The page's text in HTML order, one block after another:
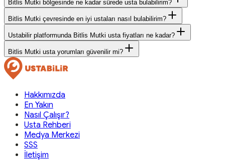
Bitlis Mutki bölgesinde ne kadar sürede usta bulabilirim?
Bitlis Mutki çevresinde en iyi ustaları nasıl bulabilirim?
Ustabilir platformunda Bitlis Mutki usta fiyatları ne kadar?
Bitlis Mutki usta yorumları güvenilir mi?
Hakkımızda
En Yakın
Nasıl Çalışır?
Usta Rehberi
Medya Merkezi
SSS
İletişim